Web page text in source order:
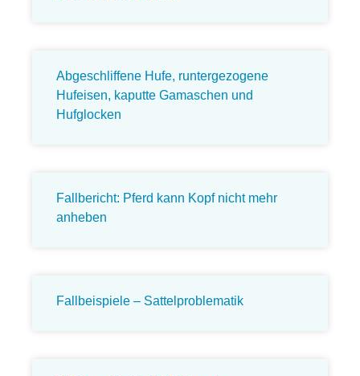
Abgeschliffene Hufe, runtergezogene
Hufeisen, kaputte Gamaschen und
Hufglocken
Fallbericht: Pferd kann Kopf nicht mehr
anheben
Fallbeispiele – Sattelproblematik